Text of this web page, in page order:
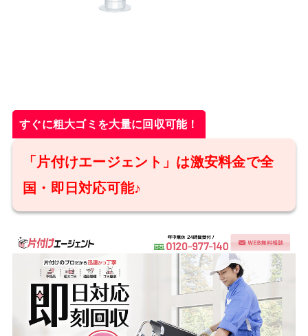
すぐに粗大ゴミを大量に回収可能！
「片付けエージェント」は激安料金で全
国・即日対応可能♪